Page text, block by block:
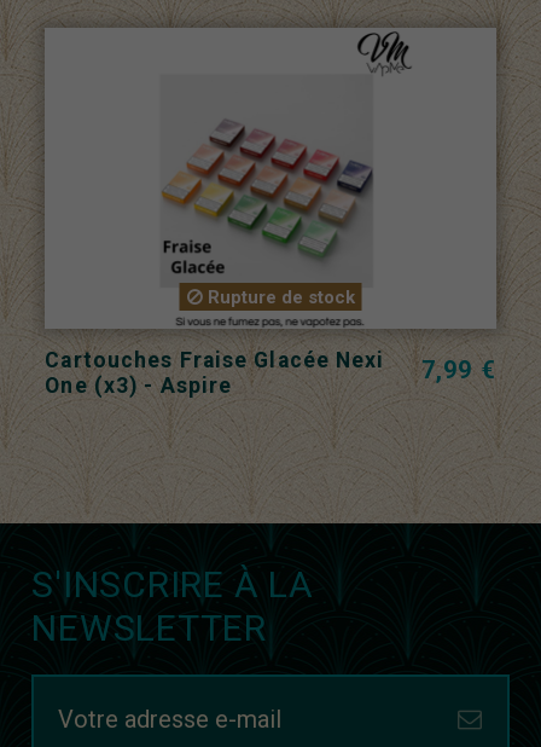
Rupture de stock
Cartouches Fraise Glacée Nexi
One (x3) - Aspire
7,99 €
S'INSCRIRE À LA
NEWSLETTER